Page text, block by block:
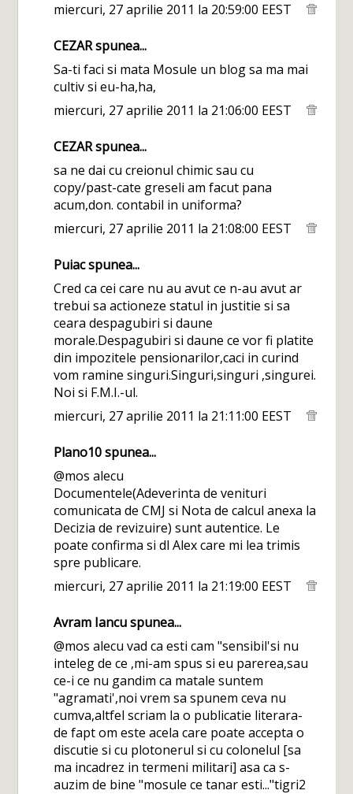
miercuri, 27 aprilie 2011 la 20:59:00 EEST
CEZARspunea...
Sa-ti faci si mata Mosule un blog sa ma mai
cultiv si eu-ha,ha,
miercuri, 27 aprilie 2011 la 21:06:00 EEST
CEZARspunea...
sa ne dai cu creionul chimic sau cu
copy/past-cate greseli am facut pana
acum,don. contabil in uniforma?
miercuri, 27 aprilie 2011 la 21:08:00 EEST
Puiacspunea...
Cred ca cei care nu au avut ce n-au avut ar
trebui sa actioneze statul in justitie si sa
ceara despagubiri si daune
morale.Despagubiri si daune ce vor fi platite
din impozitele pensionarilor,caci in curind
vom ramine singuri.Singuri,singuri ,singurei.
Noi si F.M.I.-ul.
miercuri, 27 aprilie 2011 la 21:11:00 EEST
Plano10spunea...
@mos alecu
Documentele(Adeverinta de venituri
comunicata de CMJ si Nota de calcul anexa la
Decizia de revizuire) sunt autentice. Le
poate confirma si dl Alex care mi lea trimis
spre publicare.
miercuri, 27 aprilie 2011 la 21:19:00 EEST
Avram Iancuspunea...
@mos alecu vad ca esti cam "sensibil'si nu
inteleg de ce ,mi-am spus si eu parerea,sau
ce-i ce nu gandim ca matale suntem
"agramati',noi vrem sa spunem ceva nu
cumva,altfel scriam la o publicatie literara-
de fapt om este acela care poate accepta o
discutie si cu plotonerul si cu colonelul [sa
ma incadrez in termeni militari] asa ca s-
auzim de bine "mosule ce tanar esti..."tigri2